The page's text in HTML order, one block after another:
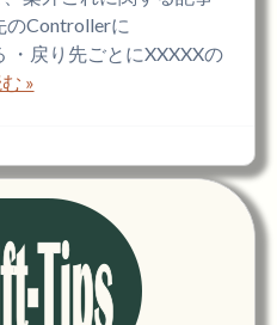
のControllerに
・戻り先ごとにXXXXXの
»